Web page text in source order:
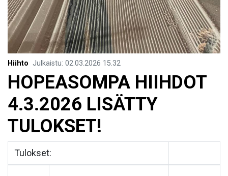
Hiihto Julkaistu: 02.03.2026 15.32
HOPEASOMPA HIIHDOT
4.3.2026 LISÄTTY
TULOKSET!
Tulokset: